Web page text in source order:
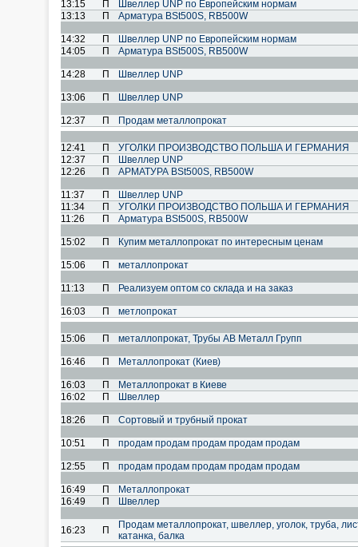
13:15 П
Швеллер UNP по Европейским нормам
13:13
П Арматура BSt500S, RB500W
14:32 П
Швеллер UNP по Европейским нормам
14:05
П Арматура BSt500S, RB500W
14:28 П Швеллер UNP
13:06 П Швеллер UNP
12:37 П Продам металлопрокат
12:41 П
УГОЛКИ ПРОИЗВОДСТВО ПОЛЬША И ГЕРМАНИЯ
12:37
П
Швеллер UNP
12:26
П АРМАТУРА BSt500S, RB500W
11:37 П
Швеллер UNP
11:34
П
УГОЛКИ ПРОИЗВОДСТВО ПОЛЬША И ГЕРМАНИЯ
11:26
П Арматура BSt500S, RB500W
15:02 П Купим металлопрокат по интересным ценам
15:06 П металлопрокат
11:13 П Реализуем оптом со склада и на заказ
16:03 П метлопрокат
15:06 П металлопрокат, Трубы АВ Металл Групп
16:46 П Металлопрокат (Киев)
16:03 П
Металлопрокат в Киеве
16:02
П Швеллер
18:26 П Сортовый и трубный прокат
10:51 П продам продам продам продам продам
12:55 П продам продам продам продам продам
16:49 П
Металлопрокат
16:49
П Швеллер
16:23 П
Продам металлопрокат, швеллер, уголок, труба,
катанка, балка